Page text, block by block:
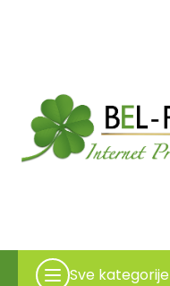
Sve kategorije